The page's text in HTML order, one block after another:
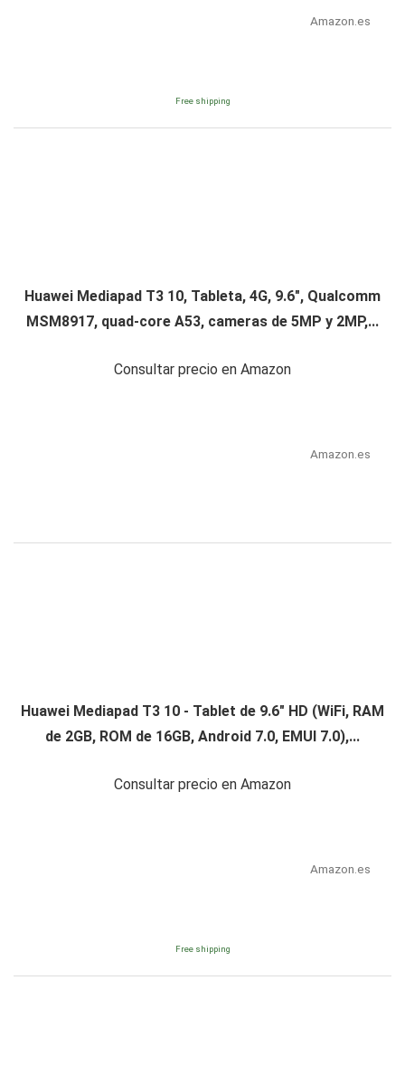
Amazon.es
Free shipping
Huawei Mediapad T3 10, Tableta, 4G, 9.6", Qualcomm
MSM8917, quad-core A53, cameras de 5MP y 2MP,...
Consultar precio en Amazon
Amazon.es
Huawei Mediapad T3 10 - Tablet de 9.6" HD (WiFi, RAM
de 2GB, ROM de 16GB, Android 7.0, EMUI 7.0),...
Consultar precio en Amazon
Amazon.es
Free shipping